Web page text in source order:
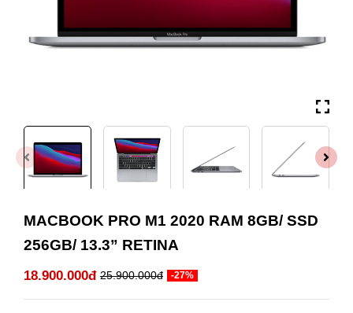
MACBOOK PRO M1 2020 RAM 8GB/ SSD
256GB/ 13.3” RETINA
18.900.000đ 25.900.000đ -27%